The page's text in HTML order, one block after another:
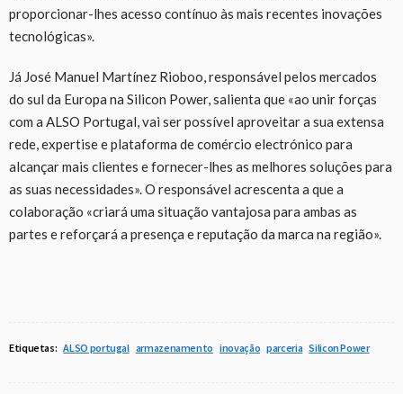
proporcionar-lhes acesso contínuo às mais recentes inovações
tecnológicas».
Já José Manuel Martínez Rioboo, responsável pelos mercados
do sul da Europa na Silicon Power, salienta que «ao unir forças
com a ALSO Portugal, vai ser possível aproveitar a sua extensa
rede, expertise e plataforma de comércio electrónico para
alcançar mais clientes e fornecer-lhes as melhores soluções para
as suas necessidades». O responsável acrescenta a que a
colaboração «criará uma situação vantajosa para ambas as
partes e reforçará a presença e reputação da marca na região».
Etiquetas: ALSO portugal armazenamento inovação parceria Silicon Power